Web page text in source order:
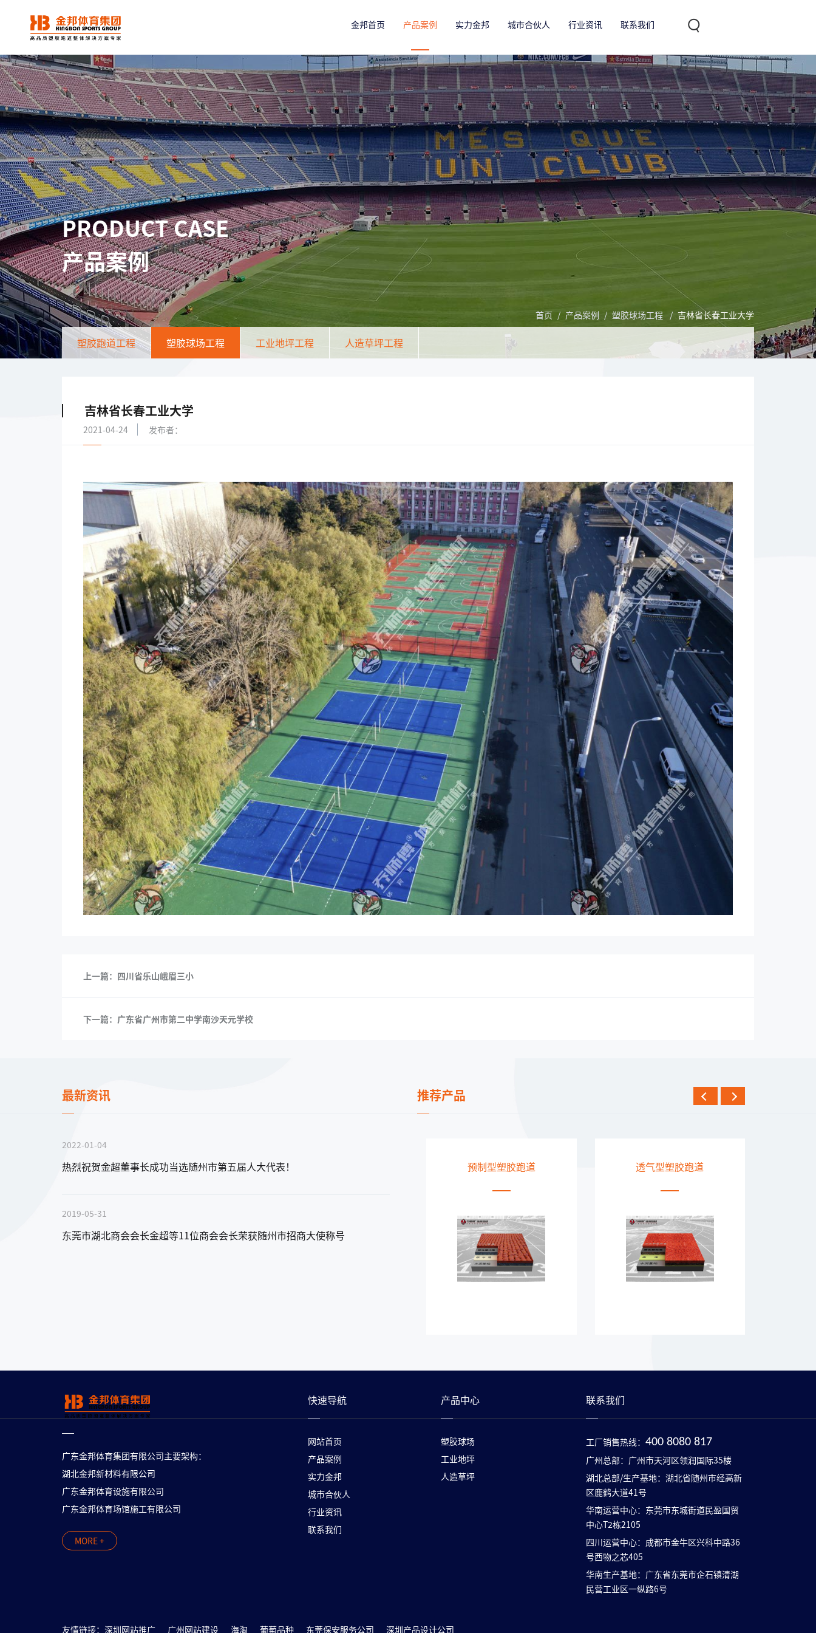
金邦首页 产品案例 实力金邦 城市合伙人 行业资讯 联系我们
PRODUCT CASE
产品案例
首页 / 产品案例 / 塑胶球场工程 / 吉林省长春工业大学
塑胶跑道工程 塑胶球场工程 工业地坪工程 人造草坪工程
吉林省长春工业大学
2021-04-24 发布者：
上一篇：四川省乐山峨眉三小
下一篇：广东省广州市第二中学南沙天元学校
最新资讯
2022-01-04
热烈祝贺金超董事长成功当选随州市第五届人大代表！
2019-05-31
东莞市湖北商会会长金超等11位商会会长荣获随州市招商大使称号
推荐产品
复合型塑胶跑道 透气型塑胶跑道 EPDM塑胶跑道
广东金邦体育集团有限公司主要架构：
湖北金邦新材料有限公司
广东金邦体育设施有限公司
广东金邦体育场馆施工有限公司
MORE +
快速导航
网站首页
产品案例
实力金邦
城市合伙人
行业资讯
联系我们
产品中心
塑胶球场
工业地坪
人造草坪
联系我们
工厂销售热线： 400 8080 817
广州总部：广州市天河区领润国际35楼
湖北总部/生产基地：湖北省随州市经高新
区鹿鹤大道41号
华南运营中心：东莞市东城街道民盈国贸
中心T2栋2105
四川运营中心：成都市金牛区兴科中路36
号西物之芯405
华南生产基地：广东省东莞市企石镇清湖
民营工业区一纵路6号
友情链接： 深圳网站推广 广州网站建设 海淘 葡萄品种 东莞保安服务公司 深圳产品设计公司